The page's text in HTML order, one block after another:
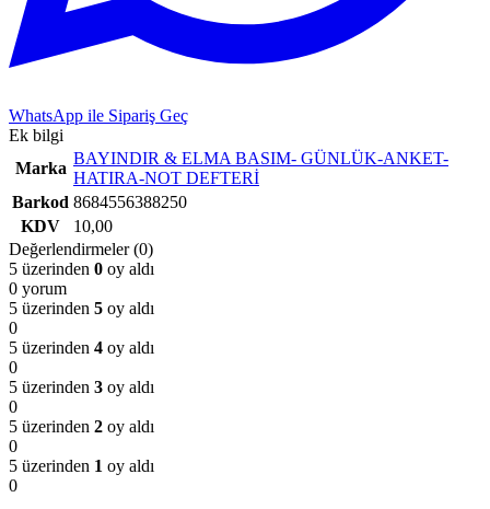
WhatsApp ile Sipariş Geç
Ek bilgi
Marka
BAYINDIR & ELMA BASIM- GÜNLÜK-ANKET-
HATIRA-NOT DEFTERİ
Barkod 8684556388250
KDV
10,00
Değerlendirmeler (0)
5 üzerinden 0 oy aldı
0 yorum
5 üzerinden 5 oy aldı
0
5 üzerinden 4 oy aldı
0
5 üzerinden 3 oy aldı
0
5 üzerinden 2 oy aldı
0
5 üzerinden 1 oy aldı
0